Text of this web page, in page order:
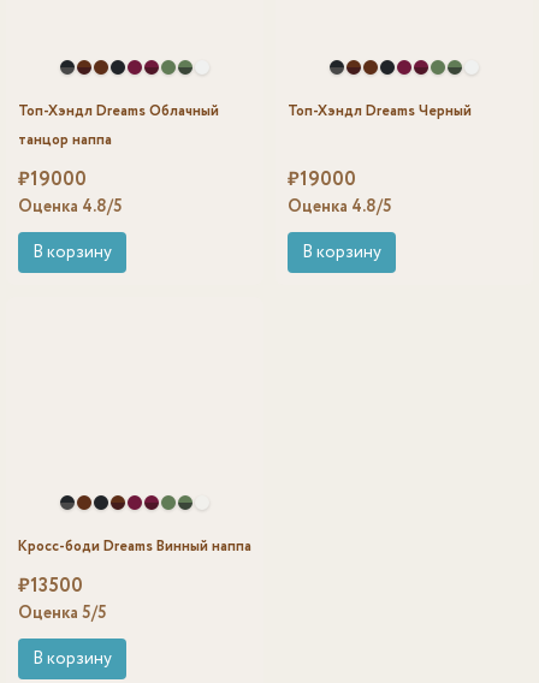
Топ-Хэндл Dreams Облачный
танцор наппа
₽19000
Оценка 4.8/5
В корзину
Топ-Хэндл Dreams Черный
₽19000
Оценка 4.8/5
В корзину
Кросс-боди Dreams Винный наппа
₽13500
Оценка 5/5
В корзину